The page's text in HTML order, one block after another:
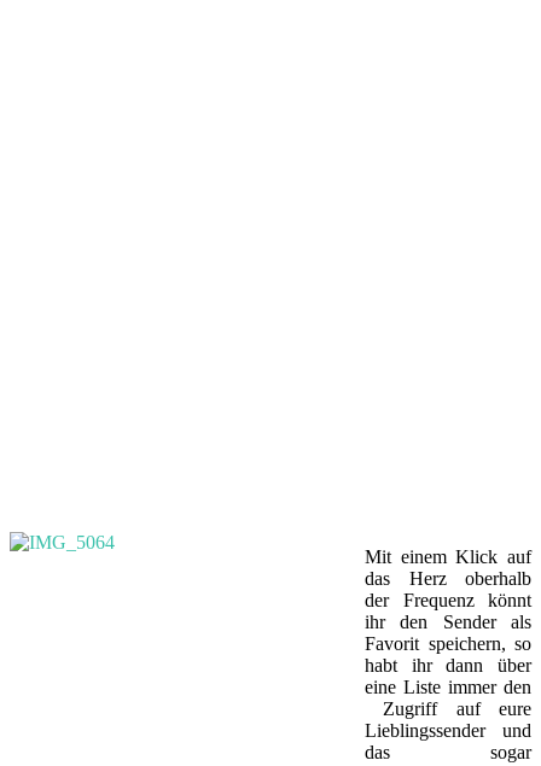
Mit einem Klick auf
das Herz oberhalb
der Frequenz könnt
ihr den Sender als
Favorit speichern, so
habt ihr dann über
eine Liste immer den
Zugriff auf eure
Lieblingssender und
das sogar